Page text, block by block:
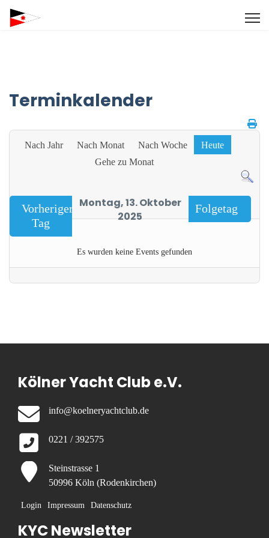
Terminkalender
Nach Jahr Nach Monat Nach Woche
Heute
Gehe zu Monat
Vorheriger
Tag
Montag, 13. Oktober
2025
Folgetag
Es wurden keine Events gefunden
Kölner Yacht Club e.V.
info@koelneryachtclub.de
0221 / 392575
Steinstrasse 1
50996 Köln (Rodenkirchen)
Login Impressum Datenschutz
KYC Newsletter